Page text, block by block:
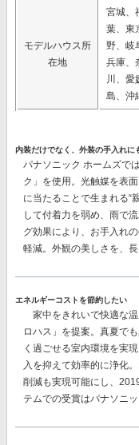
モデルハウス所
在地
宮城、
葉、東
野、岐
兵庫、
川、愛
島、沖
内装だけでなく、外装の手入れに
パナソニック ホームズで
ク」 を使用。光触媒を表
に当たることで生まれる“
して付着力を弱め、雨で
グ効果により、 お手入れ
軽減。 外観の美しさを、
エネルギーコストを節約したい
家中をきれいで快適な温
ロハス」 を提案。真夏で
く過ごせる室内環境を実
入を抑えて効率的に浄化
削減も実現可能にし、
テムでの受賞はパナソニ